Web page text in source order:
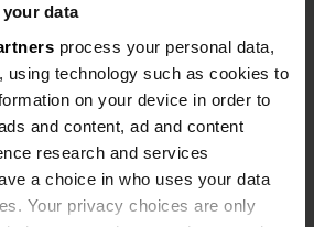
data
process your personal data,
using technology such as cookies to
on your device in order to
and content, ad and content
research and services
a choice in who uses your data
Your privacy choices are only
de la mer.
cependant
car il
moins,
tous les 282 avis
Es-tu déjà venu ici ?